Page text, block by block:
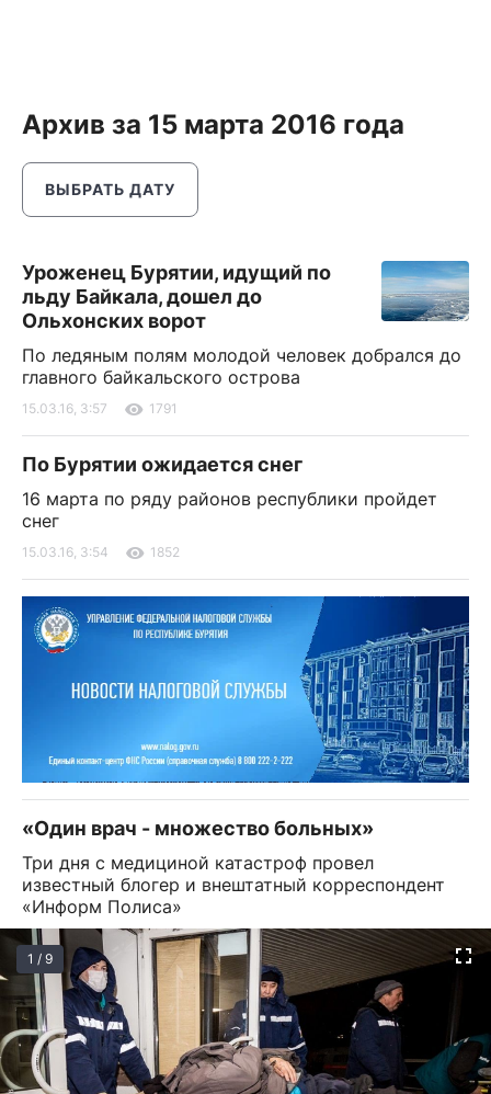
Архив за 15 марта 2016 года
ВЫБРАТЬ ДАТУ
Уроженец Бурятии, идущий по
льду Байкала, дошел до
Ольхонских ворот
По ледяным полям молодой человек добрался до
главного байкальского острова
15.03.16, 3:57 1791
По Бурятии ожидается снег
16 марта по ряду районов республики пройдет
снег
15.03.16, 3:54 1852
«Один врач - множество больных»
Три дня с медициной катастроф провел
известный блогер и внештатный корреспондент
«Информ Полиса»
1 / 9